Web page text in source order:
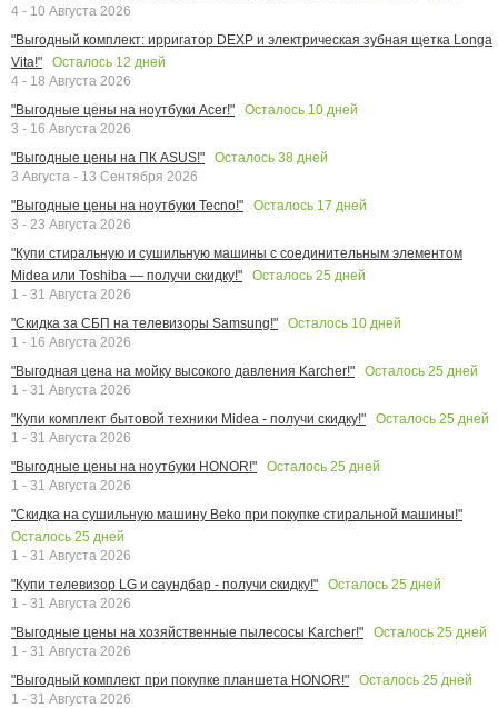
4 - 10 Августа 2026
"Выгодный комплект: ирригатор DEXP и электрическая зубная щетка Longa
Vita!"
Осталось 12 дней
4 - 18 Августа 2026
"Выгодные цены на ноутбуки Acer!"
Осталось 10 дней
3 - 16 Августа 2026
"Выгодные цены на ПК ASUS!"
Осталось 38 дней
3 Августа - 13 Сентября 2026
"Выгодные цены на ноутбуки Tecno!"
Осталось 17 дней
3 - 23 Августа 2026
"Купи стиральную и сушильную машины с соединительным элементом
Midea или Toshiba — получи скидку!"
Осталось 25 дней
1 - 31 Августа 2026
"Скидка за СБП на телевизоры Samsung!"
Осталось 10 дней
1 - 16 Августа 2026
"Выгодная цена на мойку высокого давления Karcher!"
Осталось 25 дней
1 - 31 Августа 2026
"Купи комплект бытовой техники Midea - получи скидку!"
Осталось 25 дней
1 - 31 Августа 2026
"Выгодные цены на ноутбуки HONOR!"
Осталось 25 дней
1 - 31 Августа 2026
"Скидка на сушильную машину Beko при покупке стиральной машины!"
Осталось 25 дней
1 - 31 Августа 2026
"Купи телевизор LG и саундбар - получи скидку!"
Осталось 25 дней
1 - 31 Августа 2026
"Выгодные цены на хозяйственные пылесосы Karcher!"
Осталось 25 дней
1 - 31 Августа 2026
"Выгодный комплект при покупке планшета HONOR!"
Осталось 25 дней
1 - 31 Августа 2026